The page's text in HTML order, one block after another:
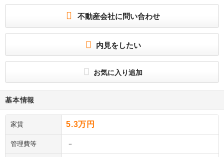
不動産会社に問い合わせ
内見をしたい
お気に入り追加
基本情報
家賃 5.3万円
管理費等 －